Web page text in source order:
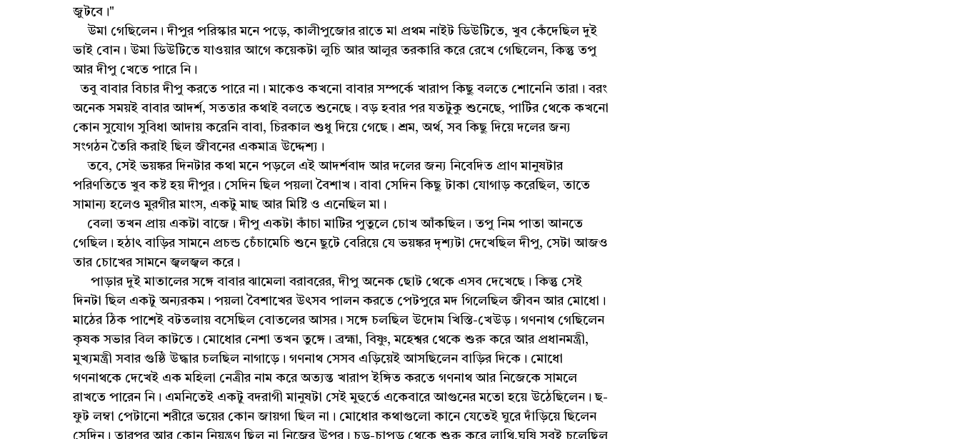
জুটবে।"
উমা গেছিলেন। দীপুর পরিস্কার মনে পড়ে, কালীপুজোর রাতে মা প্রথম নাইট ডিউটিতে, খুব কেঁদেছিল দুই
ভাই বোন। উমা ডিউটিতে যাওয়ার আগে কয়েকটা লুচি আর আলুর তরকারি করে রেখে গেছিলেন, কিন্তু তপু
আর দীপু খেতে পারে নি।
তবু বাবার বিচার দীপু করতে পারে না। মাকেও কখনো বাবার সম্পর্কে খারাপ কিছু বলতে শোনেনি তারা। বরং
অনেক সময়ই বাবার আদর্শ, সততার কথাই বলতে শুনেছে। বড় হবার পর যতটুকু শুনেছে, পার্টির থেকে কখনো
কোন সুযোগ সুবিধা আদায় করেনি বাবা, চিরকাল শুধু দিয়ে গেছে। শ্রম, অর্থ, সব কিছু দিয়ে দলের জন্য
সংগঠন তৈরি করাই ছিল জীবনের একমাত্র উদ্দেশ্য।
তবে, সেই ভয়ঙ্কর দিনটার কথা মনে পড়লে এই আদর্শবাদ আর দলের জন্য নিবেদিত প্রাণ মানুষটার
পরিণতিতে খুব কষ্ট হয় দীপুর। সেদিন ছিল পয়লা বৈশাখ। বাবা সেদিন কিছু টাকা যোগাড় করেছিল, তাতে
সামান্য হলেও মুরগীর মাংস, একটু মাছ আর মিষ্টি ও এনেছিল মা।
বেলা তখন প্রায় একটা বাজে। দীপু একটা কাঁচা মাটির পুতুলে চোখ আঁকছিল। তপু নিম পাতা আনতে
গেছিল। হঠাৎ বাড়ির সামনে প্রচন্ড চেঁচামেচি শুনে ছুটে বেরিয়ে যে ভয়ঙ্কর দৃশ্যটা দেখেছিল দীপু, সেটা আজও
তার চোখের সামনে জ্বলজ্বল করে।
পাড়ার দুই মাতালের সঙ্গে বাবার ঝামেলা বরাবরের, দীপু অনেক ছোট থেকে এসব দেখেছে। কিন্তু সেই
দিনটা ছিল একটু অন্যরকম। পয়লা বৈশাখের উৎসব পালন করতে পেটপুরে মদ গিলেছিল জীবন আর মোধো।
মাঠের ঠিক পাশেই বটতলায় বসেছিল বোতলের আসর। সঙ্গে চলছিল উদোম খিস্তি-খেউড়। গণনাথ গেছিলেন
কৃষক সভার বিল কাটতে। মোধোর নেশা তখন তুঙ্গে। ব্রহ্মা, বিষ্ণু, মহেশ্বর থেকে শুরু করে আর প্রধানমন্ত্রী,
মুখ্যমন্ত্রী সবার গুষ্ঠি উদ্ধার চলছিল নাগাড়ে। গণনাথ সেসব এড়িয়েই আসছিলেন বাড়ির দিকে। মোধো
গণনাথকে দেখেই এক মহিলা নেত্রীর নাম করে অত্যন্ত খারাপ ইঙ্গিত করতে গণনাথ আর নিজেকে সামলে
রাখতে পারেন নি। এমনিতেই একটু বদরাগী মানুষটা সেই মুহুর্তে একেবারে আগুনের মতো হয়ে উঠেছিলেন। ছ-
ফুট লম্বা পেটানো শরীরে ভয়ের কোন জায়গা ছিল না। মোধোর কথাগুলো কানে যেতেই ঘুরে দাঁড়িয়ে ছিলেন
সেদিন। তারপর আর কোন নিয়ন্ত্রণ ছিল না নিজের উপর। চড়-চাপড় থেকে শুরু করে লাথি,ঘুষি সবই চলেছিল